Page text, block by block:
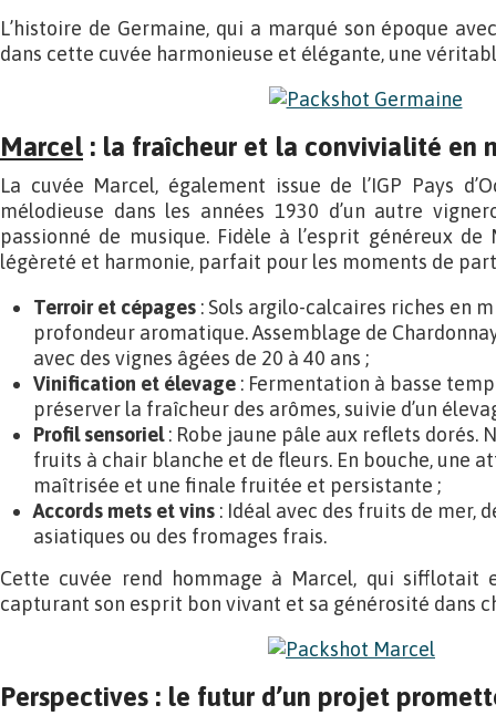
L’histoire de Germaine, qui a marqué son époque
dans cette cuvée harmonieuse et élégante, une
Marcel : la fraîcheur et la convivialité en
La cuvée Marcel, également issue de l’IGP Pays
mélodieuse dans les années 1930 d’un autre
passionné de musique. Fidèle à l’esprit généreux
légèreté et harmonie, parfait pour les moments de
Terroir et cépages : Sols argilo-calcaires riches en
profondeur aromatique. Assemblage de
avec des vignes âgées de 20 à 40 ans ;
Vinification et élevage : Fermentation à basse
préserver la fraîcheur des arômes, suivie d’un
Profil sensoriel: Robe jaune pâle aux reflets dorés.
fruits à chair blanche et de fleurs. En bouche, une
maîtrisée et une finale fruitée et persistante ;
Accords mets et vins : Idéal avec des fruits de mer,
asiatiques ou des fromages frais.
Cette cuvée rend hommage à Marcel, qui sifflotait
capturant son esprit bon vivant et sa générosité dans
Perspectives : le futur d’un projet